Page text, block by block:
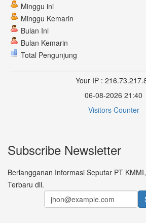
Minggu ini
Minggu Kemarin
Bulan Ini
Bulan Kemarin
Total Pengunjung
Your IP :
06-08-2026 21:40
Visitors Counter
Subscribe Newsletter
Berlangganan Informasi Seputar PT
Terbaru dll.